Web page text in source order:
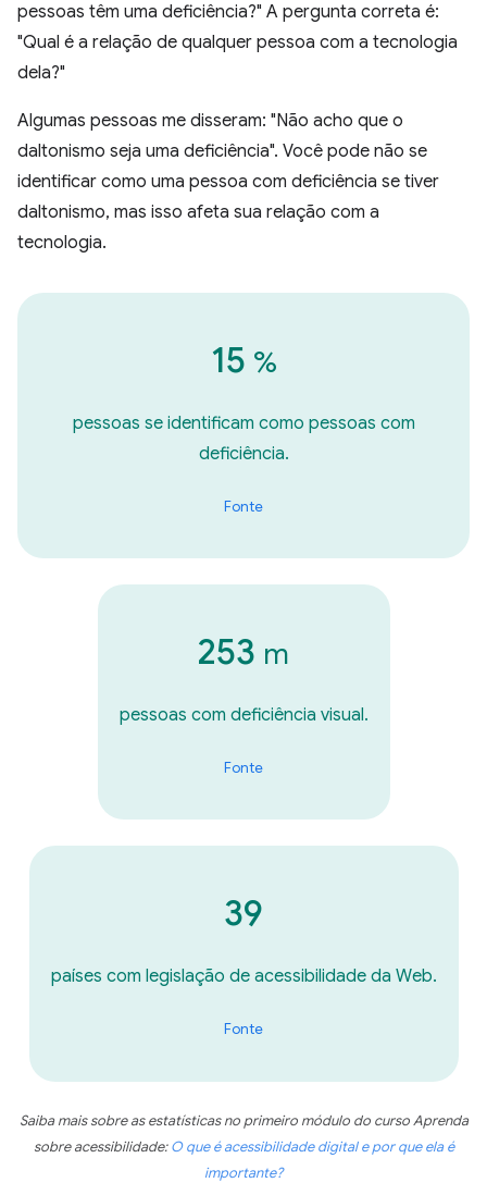
pessoas têm uma deficiência?" A pergunta correta é:
"Qual é a relação de qualquer pessoa com a tecnologia
dela?"
Algumas pessoas me disseram: "Não acho que o
daltonismo seja uma deficiência". Você pode não se
identificar como uma pessoa com deficiência se tiver
daltonismo, mas isso afeta sua relação com a
tecnologia.
15 %
pessoas se identificam como pessoas com
deficiência.
Fonte
253 m
pessoas com deficiência visual.
Fonte
39
países com legislação de acessibilidade da Web.
Fonte
Saiba mais sobre as estatísticas no primeiro módulo do curso Aprenda
sobre acessibilidade:O que é acessibilidade digital e por que ela é
importante?